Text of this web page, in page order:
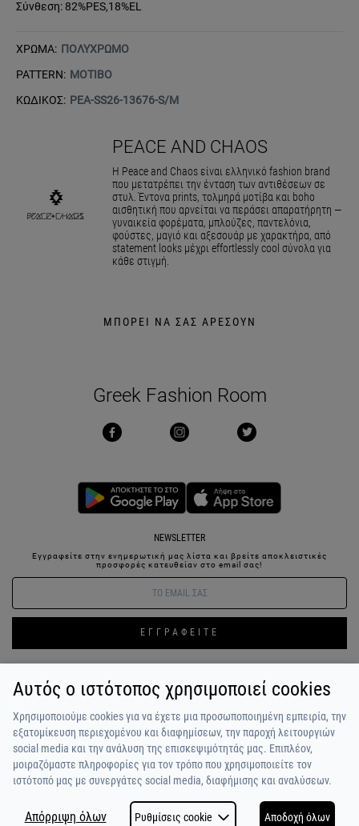
Σύνθεση: 82%PES,18%EL
ΧΡΩΜΑ: ΠΟΛΥΧΡΩΜΟ
PATTERN: ΜΟΤΙΒΟ
ΚΩΔΙΚΟΣ: PEA-SS26-13676-S/M
PEACE AND CHAOS
Η Peace and Chaos είναι ελληνικό fashion brand
που μετατρέπει την ένταση των αντιθέσεων σε
στυλ. Έντονα prints, τολμηρά μοτίβα και boho
αισθητική που αρνείται να περάσει απαρατήρητη —
γυναικεία φορέματα, μπλούζες, παντελόνια,
φούστες, μαγιό και αξεσουάρ με χαρακτήρα, από
statement looks μέχρι effortlessly cool σύνολα για
κάθε στιγμή.
ΜΠΟΡΕΙ ΝΑ ΣΑΣ ΑΡΕΣΟΥΝ
Greek Fashion Room
NEWSLETTER
Εγγραφείτε στην ενημερωτική μας λίστα και βρείτε αποκλειστικές
προσφορές κατευθείαν στο email σας!
ΕΓΓΡΑΦΕΙΤΕ
ΣΥΝΔΕΣΗ / ΕΓΓΡΑΦΗ ΑΓΑΠΗΜΕΝΑ ΕΠΙΚΟΙΝΩΝΙΑ
ΟΡΟΙ ΧΡΗΣΗΣ
ΠΟΙΟΙ ΕΙΜΑΣΤΕ
ΠΛΗΡΩΜΗ / ΑΠΟΣΤΟΛΗ
ΠΟΛΙΤΙΚΗ ΑΠΟΡΡΗΤΟΥ
Η ΟΜΑΔΑ
ΣΧΟΛΙΑ
ΠΕΛΑΤΩΝ
Αυτός ο ιστότοπος χρησιμοποιεί cookies
Χρησιμοποιούμε cookies για να έχετε μια προσωποποιημένη εμπειρία, την
εξατομίκευση περιεχομένου και διαφημίσεων, την παροχή λειτουργιών
social media και την ανάλυση της επισκεψιμότητάς μας. Επιπλέον,
μοιραζόμαστε πληροφορίες για τον τρόπο που χρησιμοποιείτε τον
ιστότοπό μας με συνεργάτες social media, διαφήμισης και αναλύσεων.
Απόρριψη όλων Ρυθμίσεις cookie Αποδοχή όλων